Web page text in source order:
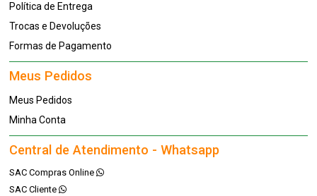
Política de Entrega
Trocas e Devoluções
Formas de Pagamento
Meus Pedidos
Meus Pedidos
Minha Conta
Central de Atendimento - Whatsapp
SAC Compras Online
SAC Cliente